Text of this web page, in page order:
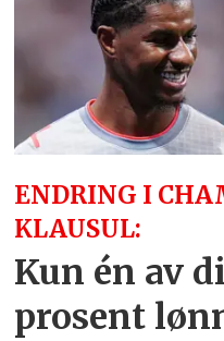
ENDRING I
KLAUSUL:
Kun én av
prosent